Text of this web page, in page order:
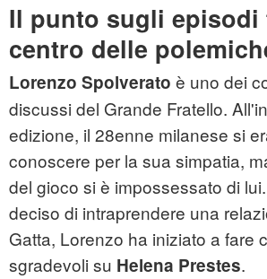
Il punto sugli
centro delle
Lorenzo Spolverato è uno dei
discussi del Grande Fratello.
edizione, il 28enne milanese si
conoscere per la sua simpatia,
del gioco si è impossessato di
deciso di intraprendere una
Gatta, Lorenzo ha iniziato a fare
sgradevoli su Helena Prestes.